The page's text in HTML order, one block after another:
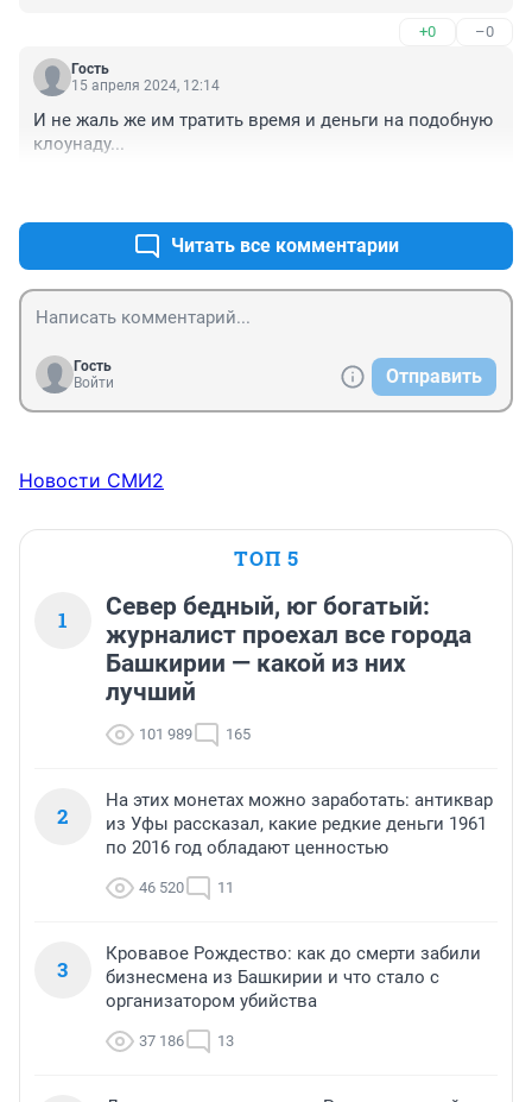
+0 –0
Гость
15 апреля 2024, 12:14
И не жаль же им тратить время и деньги на подобную
клоунаду...
Читать все комментарии
Гость
Войти
Отправить
Новости СМИ2
ТОП 5
1
Север бедный, юг богатый:
журналист проехал все города
Башкирии — какой из них
лучший
101 989 165
2
На этих монетах можно заработать: антиквар
из Уфы рассказал, какие редкие деньги 1961
по 2016 год обладают ценностью
46 520 11
3
Кровавое Рождество: как до смерти забили
бизнесмена из Башкирии и что стало с
организатором убийства
37 186 13